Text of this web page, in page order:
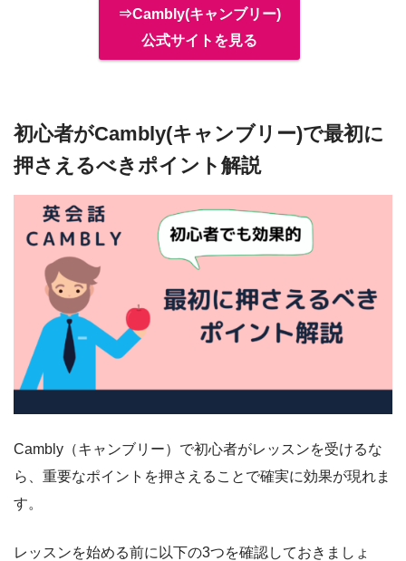
⇒Cambly(キャンブリー)
公式サイトを見る
初心者がCambly(キャンブリー)で最初に
押さえるべきポイント解説
Cambly（キャンブリー）で初心者がレッスンを受けるな
ら、重要なポイントを押さえることで確実に効果が現れま
す。
レッスンを始める前に以下の3つを確認しておきましょ